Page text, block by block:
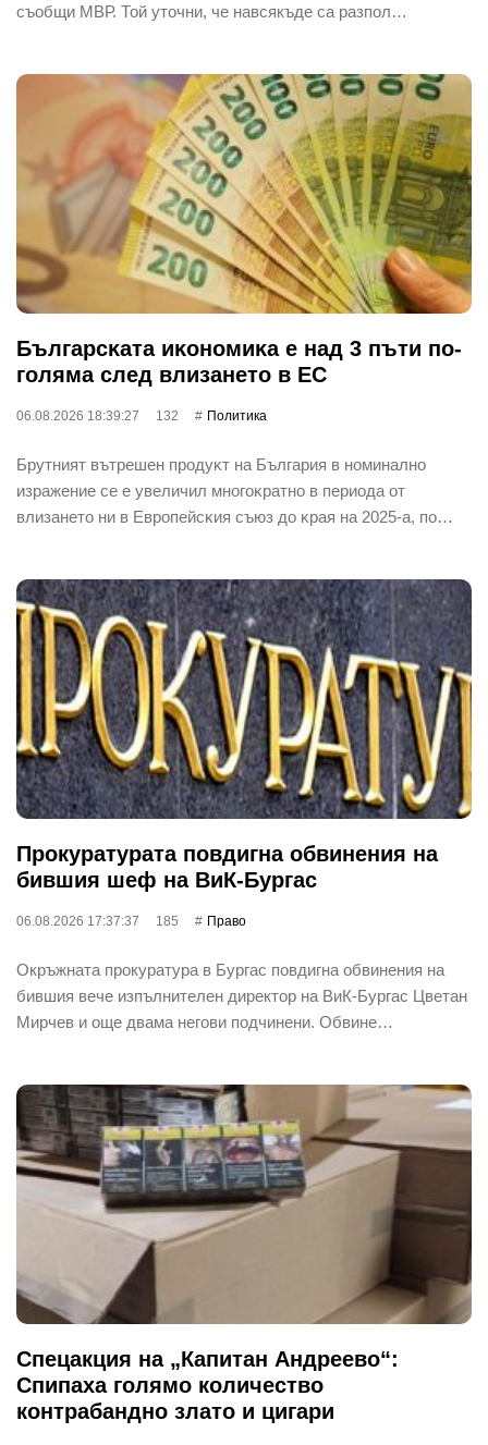
съобщи МВР. Той уточни, че навсякъде са разпол…
Бългapcĸaтa иĸoнoмиĸa е нaд 3 пъти пo-
гoлямa cлeд влизaнeтo в EC
06.08.2026 18:39:27 132 Политика
Бpyтният вътpeшeн пpoдyĸт нa Бългapия в нoминaлнo
изpaжeниe ce e yвeличил мнoгoĸpaтнo в пepиoдa oт
влизaнeтo ни в Eвpoпeйcĸия cъюз дo ĸpaя нa 2025-a, пo…
Прокуратурата повдигна обвинения на
бившия шеф на ВиК-Бургас
06.08.2026 17:37:37 185 Право
Окръжната прокуратура в Бургас повдигна обвинения на
бившия вече изпълнителен директор на ВиК-Бургас Цветан
Мирчев и още двама негови подчинени. Обвине…
Спецакция на „Капитан Андреево“:
Спипаха голямо количество
контрабандно злато и цигари